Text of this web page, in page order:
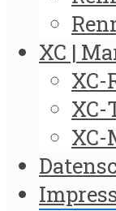
XC |
XC-
XC-